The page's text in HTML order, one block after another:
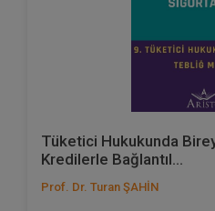
Tüketici Hukukunda
Kredilerle Bağlantıl...
Prof. Dr. Turan ŞAHİN